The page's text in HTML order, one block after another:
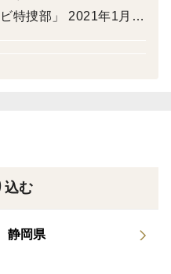
ビ特捜部」 2021年1月
ラジオ「ゴゴボラケ」
プ！」
込む
静岡県